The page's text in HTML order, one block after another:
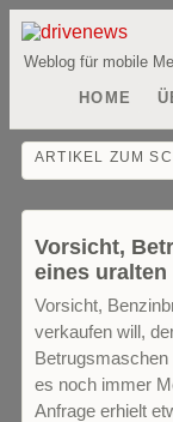
Weblog für mobile
HOME
ARTIKEL ZUM
Vorsicht,
eines
Vorsicht,
verkaufen will,
es noch immer
Anfrage erhielt